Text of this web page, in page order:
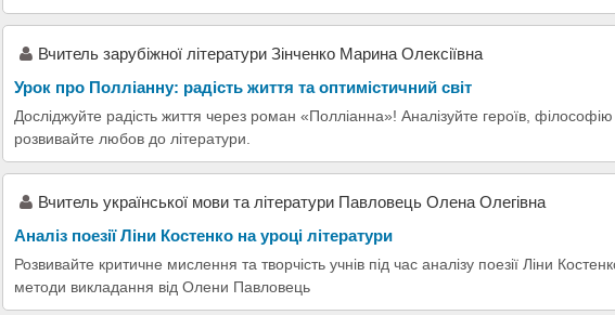
Вчитель зарубіжної літератури Зінченко Марина Олексіївна
Урок про Полліанну: радість життя та оптимістичний світ
Досліджуйте радість життя через роман «Полліанна»! Аналізуйте героїв,
розвивайте любов до літератури.
Вчитель української мови та літератури Павловець Олена Олегівна
Аналіз поезії Ліни Костенко на уроці літератури
Розвивайте критичне мислення та творчість учнів під час аналізу поезії Ліни
методи викладання від Олени Павловець